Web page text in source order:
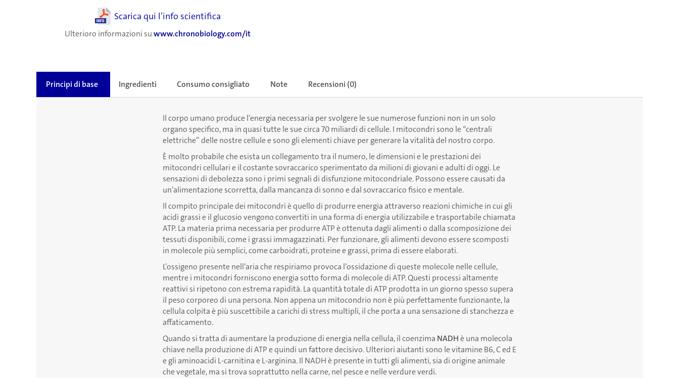
Scarica qui l’info scientifica
Ulterioro informazioni su www.chronobiology.com/it
Principi di base Ingredienti Consumo consigliato Note Recensioni (0)
Il corpo umano produce l’energia necessaria per svolgere le sue numerose funzioni non in un solo
organo specifico, ma in quasi tutte le sue circa 70 miliardi di cellule. I mitocondri sono le “centrali
elettriche” delle nostre cellule e sono gli elementi chiave per generare la vitalità del nostro corpo.
È molto probabile che esista un collegamento tra il numero, le dimensioni e le prestazioni dei
mitocondri cellulari e il costante sovraccarico sperimentato da milioni di giovani e adulti di oggi. Le
sensazioni di debolezza sono i primi segnali di disfunzione mitocondriale. Possono essere causati da
un’alimentazione scorretta, dalla mancanza di sonno e dal sovraccarico fisico e mentale.
Il compito principale dei mitocondri è quello di produrre energia attraverso reazioni chimiche in cui gli
acidi grassi e il glucosio vengono convertiti in una forma di energia utilizzabile e trasportabile chiamata
ATP. La materia prima necessaria per produrre ATP è ottenuta dagli alimenti o dalla scomposizione dei
tessuti disponibili, come i grassi immagazzinati. Per funzionare, gli alimenti devono essere scomposti
in molecole più semplici, come carboidrati, proteine e grassi, prima di essere elaborati.
L’ossigeno presente nell’aria che respiriamo provoca l’ossidazione di queste molecole nelle cellule,
mentre i mitocondri forniscono energia sotto forma di molecole di ATP. Questi processi altamente
reattivi si ripetono con estrema rapidità. La quantità totale di ATP prodotta in un giorno spesso supera
il peso corporeo di una persona. Non appena un mitocondrio non è più perfettamente funzionante, la
cellula colpita è più suscettibile a carichi di stress multipli, il che porta a una sensazione di stanchezza e
affaticamento.
Quando si tratta di aumentare la produzione di energia nella cellula, il coenzima NADH è una molecola
chiave nella produzione di ATP e quindi un fattore decisivo. Ulteriori aiutanti sono le vitamine B6, C ed E
e gli aminoacidi L-carnitina e L-arginina. Il NADH è presente in tutti gli alimenti, sia di origine animale
che vegetale, ma si trova soprattutto nella carne, nel pesce e nelle verdure verdi.